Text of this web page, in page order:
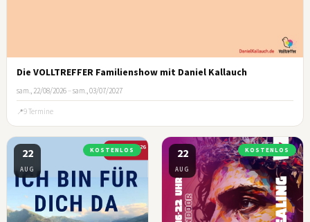
Die VOLLTREFFER Familienshow mit Daniel Kallauch
sam., 22/08/2026 –sam., 03/07/2027
9 Termine
22
AUG
KOSTENLOS 22
AUG
KOSTENLOS